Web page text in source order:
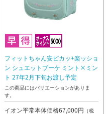
フィットちゃん安ピカッ+楽ッショ
ン シュエットブーケ ミント×ミン
ト 27年2月下旬お渡し予定
この商品にはバリエーションがありま
す。
イオン平常本体価格67,000円 （税